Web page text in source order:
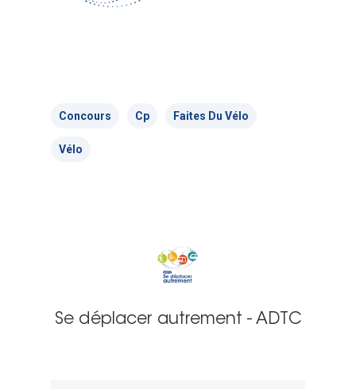
Concours Cp Faites Du Vélo
Vélo
Se déplacer autrement - ADTC